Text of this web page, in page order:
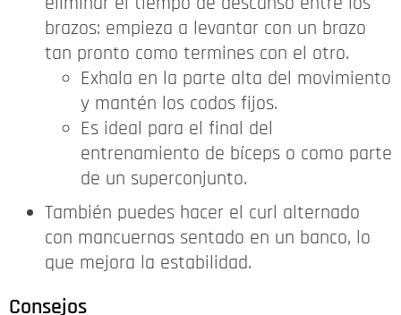
brazos: empieza a levantar con un brazo
tan pronto como termines con el otro.
Exhala en la parte alta del movimiento
y mantén los codos fijos.
Es ideal para el final del
entrenamiento de bíceps o como parte
de un superconjunto.
También puedes hacer el curl alternado
con mancuernas sentado en un banco, lo
que mejora la estabilidad.
Consejos